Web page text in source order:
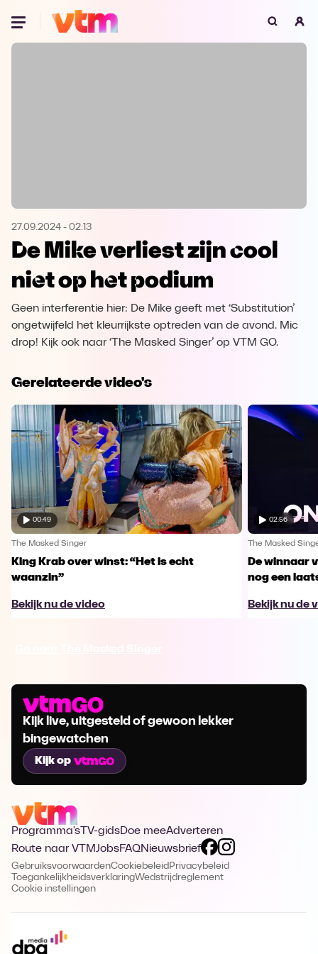
Oeps, browser niet ondersteund
Microsoft Edge Download
Opera
27.09.2024 - 02:13
De Mike verliest zijn cool
niet op het podium
Geen interferentie hier: De Mike geeft met ‘Substitution’
ongetwijfeld het kleurrijkste optreden van de avond. Mic
drop! Kijk ook naar ‘The Masked Singer’ op VTM GO.
Gerelateerde video's
00:49
The Masked Singer
King Krab over winst: “Het is echt
waanzin”
Bekijk nu de video
02:56
The Masked
De winnaar
nog een
Bekijk nu de
Kijk live, uitgesteld of gewoon lekker
bingewatchen
Kijk op
Programma's TV-gidsDoe meeAdverteren
Route naar VTMJobsFAQNieuwsbrief
GebruiksvoorwaardenCookiebeleid Privacybeleid
ToegankelijkheidsverklaringWedstrijdreglement
Cookie instellingen